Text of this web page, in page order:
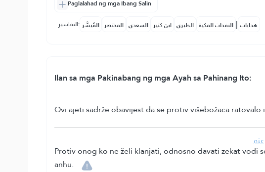
Paglalahad ng mga Ibang Salin
التفاسير: المُيسَّر المختصر السعدي ابن كثير الطبري النفحات المكية | هدايات
Ilan sa mga Pakinabang ng mga Ayah sa Pahinang Ito:
Ovi ajeti sadrže obavijest da se protiv višebožaca
Protiv onog ko ne želi klanjati, odnosno davati zekat vodi
anhu.